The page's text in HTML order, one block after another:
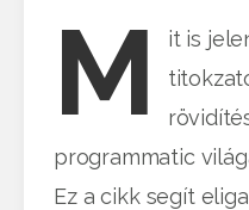
M
it is
programmatic
Ez a cikk segít